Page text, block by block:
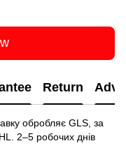
Return
обробляє GLS, за
2–5 робочих днів